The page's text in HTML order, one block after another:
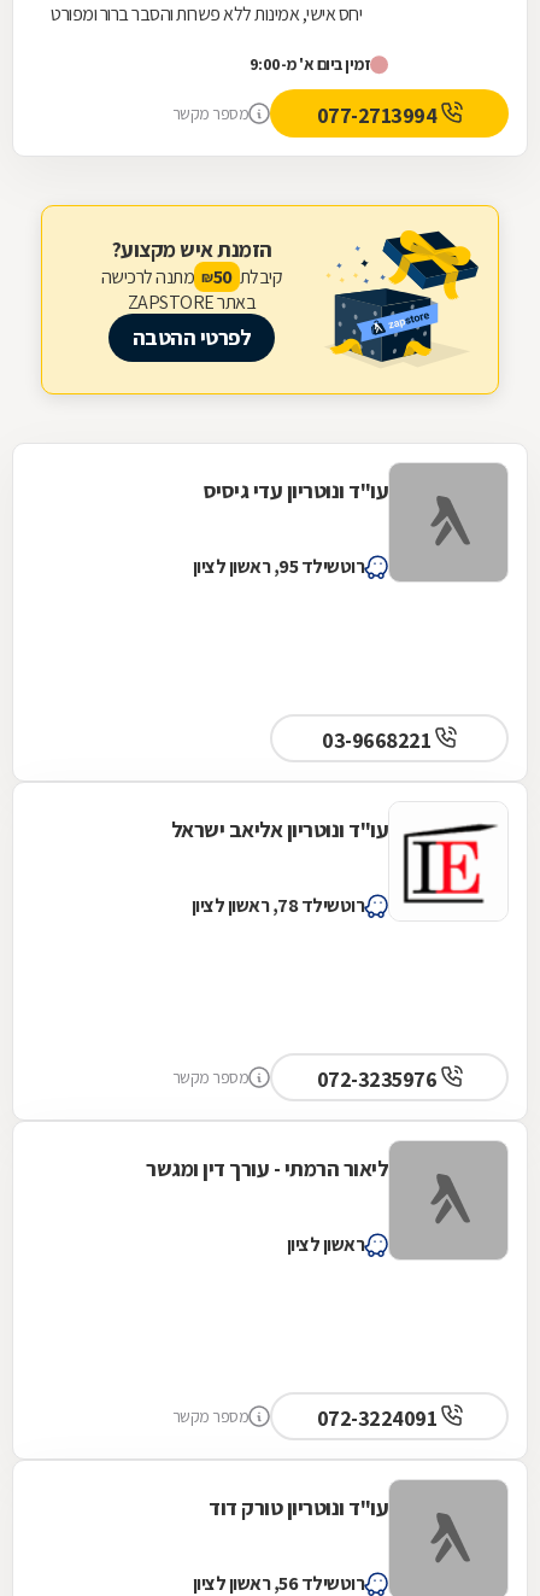
יחס אישי, אמינות ללא פשרות והסבר ברור ומפורט
זמין ביום א' מ-9:00
077-2713994 מספר מקשר
הזמנת איש מקצוע?
קיבלת 50
₪ מתנה לרכישה
באתר ZAPSTORE
לפרטי ההטבה
עו"ד ונוטריון עדי גיסיס
רוטשילד 95, ראשון לציון
עו"ד ונוטריון אליאב ישראל
רוטשילד 78, ראשון לציון
מספר מקשר
ליאור הרמתי - עורך דין ומגשר
ראשון לציון
מספר מקשר
עו"ד ונוטריון טורק דוד
רוטשילד 56, ראשון לציון